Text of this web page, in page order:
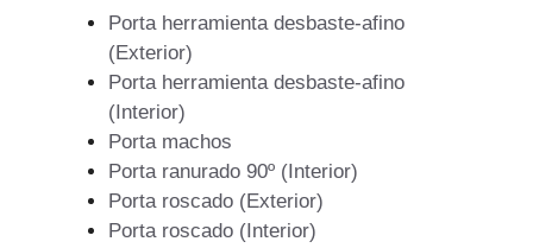
Porta herramienta desbaste-afino
(Exterior)
Porta herramienta desbaste-afino
(Interior)
Porta machos
Porta ranurado 90º (Interior)
Porta roscado (Exterior)
Porta roscado (Interior)